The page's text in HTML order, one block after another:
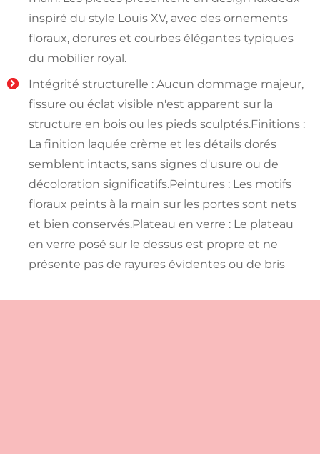
inspiré du style Louis XV, avec des ornements
floraux, dorures et courbes élégantes typiques
du mobilier royal.
Intégrité structurelle : Aucun dommage majeur,
fissure ou éclat visible n'est apparent sur la
structure en bois ou les pieds sculptés.Finitions :
La finition laquée crème et les détails dorés
semblent intacts, sans signes d'usure ou de
décoloration significatifs.Peintures : Les motifs
floraux peints à la main sur les portes sont nets
et bien conservés.Plateau en verre : Le plateau
en verre posé sur le dessus est propre et ne
présente pas de rayures évidentes ou de bris